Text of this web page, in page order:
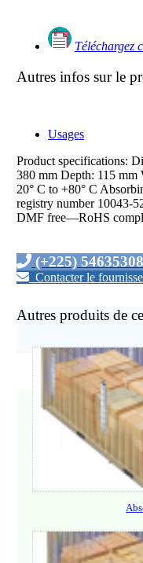
Téléchargez
Autres infos sur le
Usages
Product specifications:
380 mm Depth: 115 mm
20° C to +80° C
registry number 10043-
DMF free—RoHS
(+225) 54635308
Contacter le
Autres produits de